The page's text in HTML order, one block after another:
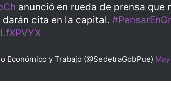
anunció en rueda de prensa que
cita en la capital.
y Trabajo (@SedetraGobPue)